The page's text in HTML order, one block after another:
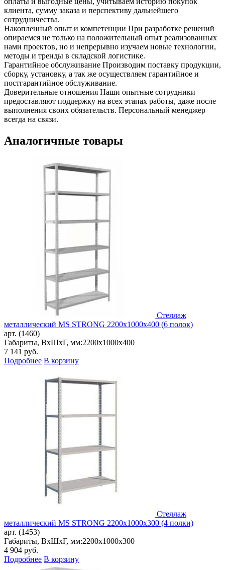
клиента, сумму заказа и перспективу дальнейшего
сотрудничества.
Накопленный опыт и компетенции При разработке решений
опираемся не только на положительный опыт реализованных
нами проектов, но и непрерывно изучаем новые технологии,
методы и тренды в складской логистике.
Гарантийное обслуживание Производим поставку продукции,
сборку, установку, а так же осуществляем гарантийное и
постгарантийное обслуживание.
Доверительные отношения Наши опытные сотрудники
предоставляют поддержку на всех этапах работы, даже после
выполнения своих обязательств. Персональный менеджер
всегда на связи.
Аналогичные товары
Стеллаж
металлический MS STRONG 2200x1000x400 (6 полок)
арт. (1460)
Габариты, ВxШxГ, мм:2200x1000x400
7 141 руб.
Подробнее В корзину
Стеллаж
металлический MS STRONG 2200x1000x300 (4 полки)
арт. (1453)
Габариты, ВxШxГ, мм:2200x1000x300
4 904 руб.
Подробнее В корзину